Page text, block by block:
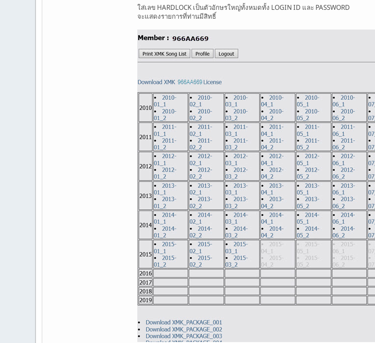
ใส่เลข HARDLOCK เป็นตัวอักษรใหญ่ทั้งหมดทั้ง LOGIN ID และ PASSWORD
จะแสดงรายการที่ท่านมีสิทธิ์